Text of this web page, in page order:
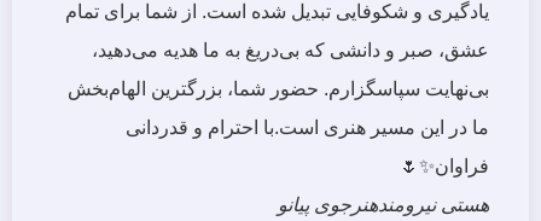
یادگیری و شکوفایی تبدیل شده است. از شما برای تمام
عشق، صبر و دانشی که بی‌دریغ به ما هدیه می‌دهید،
بی‌نهایت سپاسگزارم. حضور شما، بزرگترین الهام‌بخش
ما در این مسیر هنری است.با احترام و قدردانی
فراوان✨🌷
هستی نیرومندهنرجوی پیانو